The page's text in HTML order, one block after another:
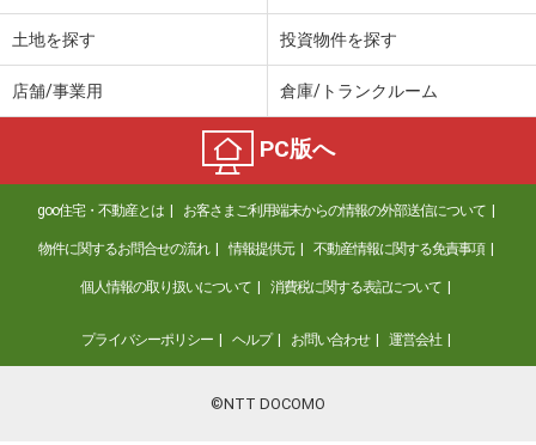
土地を探す 投資物件を探す
店舗/事業用 倉庫/トランクルーム
PC版へ
goo住宅・不動産とは お客さまご利用端末からの情報の外部送信について
物件に関するお問合せの流れ 情報提供元 不動産情報に関する免責事項
個人情報の取り扱いについて 消費税に関する表記について
プライバシーポリシー ヘルプ お問い合わせ 運営会社
©NTT DOCOMO